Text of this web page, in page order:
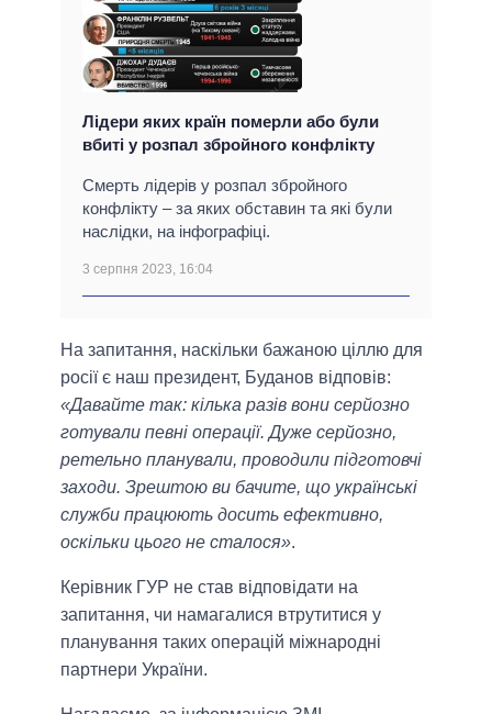
Лідери яких країн померли або були
вбиті у розпал збройного конфлікту
Смерть лідерів у розпал збройного
конфлікту – за яких обставин та які були
наслідки, на інфографіці.
3 серпня 2023, 16:04
На запитання, наскільки бажаною ціллю для
росії є наш президент, Буданов відповів:
«Давайте так: кілька разів вони серйозно
готували певні операції. Дуже серйозно,
ретельно планували, проводили підготовчі
заходи. Зрештою ви бачите, що українські
служби працюють досить ефективно,
оскільки цього не сталося».
Керівник ГУР не став відповідати на
запитання, чи намагалися втрутитися у
планування таких операцій міжнародні
партнери України.